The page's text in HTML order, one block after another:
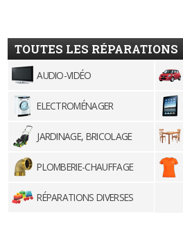
TOUTES LES RÉPARATIONS
AUDIO-VIDÉO
ELECTROMÉNAGER
JARDINAGE, BRICOLAGE
PLOMBERIE-CHAUFFAGE
RÉPARATIONS DIVERSES